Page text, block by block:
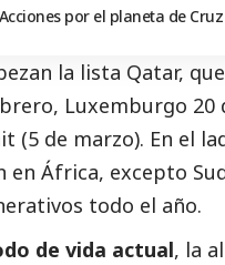
Acciones por el planeta de
la lista Qatar,
Luxemburgo 20
(5 de marzo). En el
en África, excepto
todo el año.
de vida actual, la